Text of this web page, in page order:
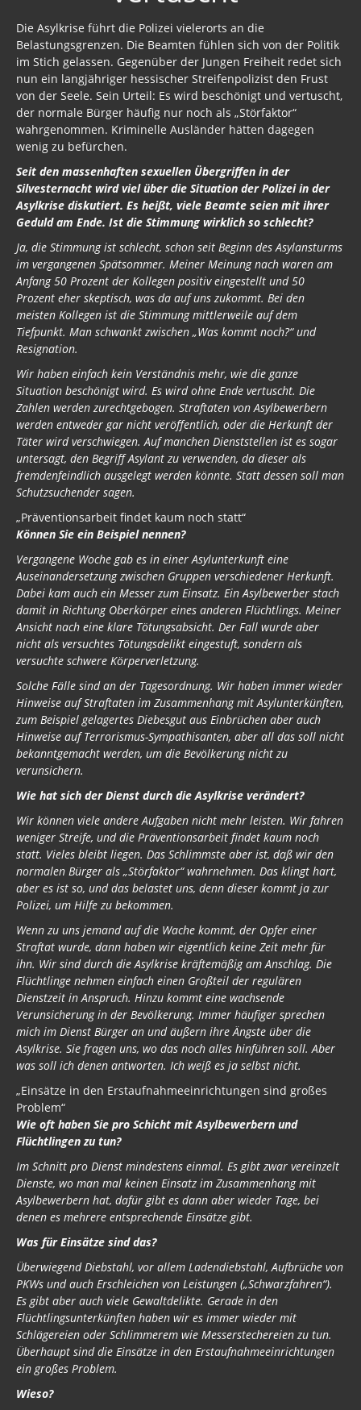
Die Asylkrise führt die Polizei vielerorts an die
Belastungsgrenzen. Die Beamten fühlen sich von der Politik
im Stich gelassen. Gegenüber der Jungen Freiheit redet sich
nun ein langjähriger hessischer Streifenpolizist den Frust
von der Seele. Sein Urteil: Es wird beschönigt und vertuscht,
der normale Bürger häufig nur noch als „Störfaktor“
wahrgenommen. Kriminelle Ausländer hätten dagegen
wenig zu befürchen.
Seit den massenhaften sexuellen Übergriffen in der
Silvesternacht wird viel über die Situation der Polizei in der
Asylkrise diskutiert. Es heißt, viele Beamte seien mit ihrer
Geduld am Ende. Ist die Stimmung wirklich so schlecht?
Ja, die Stimmung ist schlecht, schon seit Beginn des Asylansturms
im vergangenen Spätsommer. Meiner Meinung nach waren am
Anfang 50 Prozent der Kollegen positiv eingestellt und 50
Prozent eher skeptisch, was da auf uns zukommt. Bei den
meisten Kollegen ist die Stimmung mittlerweile auf dem
Tiefpunkt. Man schwankt zwischen „Was kommt noch?“ und
Resignation.
Wir haben einfach kein Verständnis mehr, wie die ganze
Situation beschönigt wird. Es wird ohne Ende vertuscht. Die
Zahlen werden zurechtgebogen. Straftaten von Asylbewerbern
werden entweder gar nicht veröffentlich, oder die Herkunft der
Täter wird verschwiegen. Auf manchen Dienststellen ist es sogar
untersagt, den Begriff Asylant zu verwenden, da dieser als
fremdenfeindlich ausgelegt werden könnte. Statt dessen soll man
Schutzsuchender sagen.
„Präventionsarbeit findet kaum noch statt“
Können Sie ein Beispiel nennen?
Vergangene Woche gab es in einer Asylunterkunft eine
Auseinandersetzung zwischen Gruppen verschiedener Herkunft.
Dabei kam auch ein Messer zum Einsatz. Ein Asylbewerber stach
damit in Richtung Oberkörper eines anderen Flüchtlings. Meiner
Ansicht nach eine klare Tötungsabsicht. Der Fall wurde aber
nicht als versuchtes Tötungsdelikt eingestuft, sondern als
versuchte schwere Körperverletzung.
Solche Fälle sind an der Tagesordnung. Wir haben immer wieder
Hinweise auf Straftaten im Zusammenhang mit Asylunterkünften,
zum Beispiel gelagertes Diebesgut aus Einbrüchen aber auch
Hinweise auf Terrorismus-Sympathisanten, aber all das soll nicht
bekanntgemacht werden, um die Bevölkerung nicht zu
verunsichern.
Wie hat sich der Dienst durch die Asylkrise verändert?
Wir können viele andere Aufgaben nicht mehr leisten. Wir fahren
weniger Streife, und die Präventionsarbeit findet kaum noch
statt. Vieles bleibt liegen. Das Schlimmste aber ist, daß wir den
normalen Bürger als „Störfaktor“ wahrnehmen. Das klingt hart,
aber es ist so, und das belastet uns, denn dieser kommt ja zur
Polizei, um Hilfe zu bekommen.
Wenn zu uns jemand auf die Wache kommt, der Opfer einer
Straftat wurde, dann haben wir eigentlich keine Zeit mehr für
ihn. Wir sind durch die Asylkrise kräftemäßig am Anschlag. Die
Flüchtlinge nehmen einfach einen Großteil der regulären
Dienstzeit in Anspruch. Hinzu kommt eine wachsende
Verunsicherung in der Bevölkerung. Immer häufiger sprechen
mich im Dienst Bürger an und äußern ihre Ängste über die
Asylkrise. Sie fragen uns, wo das noch alles hinführen soll. Aber
was soll ich denen antworten. Ich weiß es ja selbst nicht.
„Einsätze in den Erstaufnahmeeinrichtungen sind großes
Problem“
Wie oft haben Sie pro Schicht mit Asylbewerbern und
Flüchtlingen zu tun?
Im Schnitt pro Dienst mindestens einmal. Es gibt zwar vereinzelt
Dienste, wo man mal keinen Einsatz im Zusammenhang mit
Asylbewerbern hat, dafür gibt es dann aber wieder Tage, bei
denen es mehrere entsprechende Einsätze gibt.
Was für Einsätze sind das?
Überwiegend Diebstahl, vor allem Ladendiebstahl, Aufbrüche von
PKWs und auch Erschleichen von Leistungen („Schwarzfahren“).
Es gibt aber auch viele Gewaltdelikte. Gerade in den
Flüchtlingsunterkünften haben wir es immer wieder mit
Schlägereien oder Schlimmerem wie Messerstechereien zu tun.
Überhaupt sind die Einsätze in den Erstaufnahmeeinrichtungen
ein großes Problem.
Wieso?